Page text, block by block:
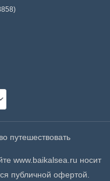
путешествовать
www.baikalsea.ru носит
публичной офертой.